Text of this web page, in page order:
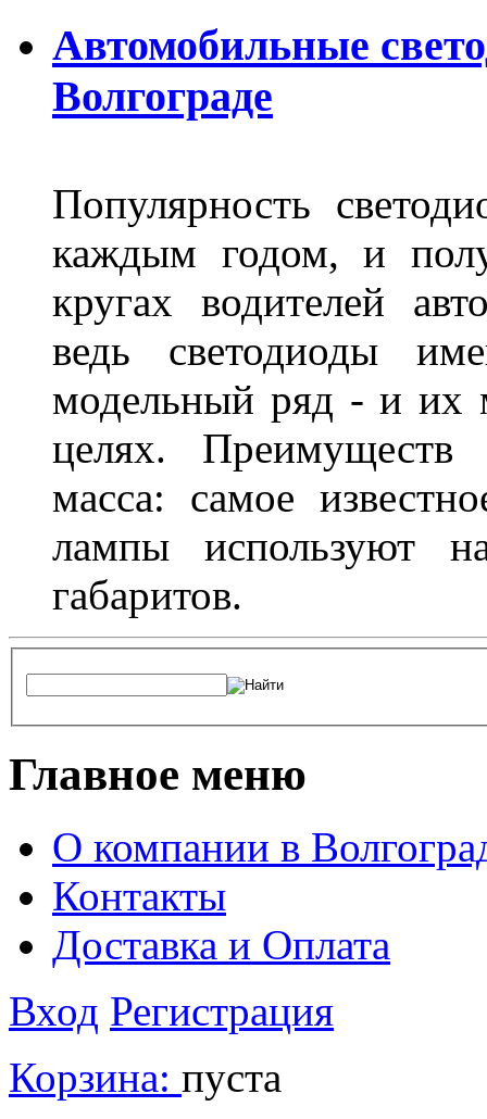
Автомобильные
Волгограде
Популярность
каждым годом, и
кругах водителей
ведь светодиоды
модельный ряд - и их
целях.
масса: самое
лампы используют
габаритов.
Главное меню
О компании в
Контакты
Доставка и Оплата
Вход Регистрация
Корзина: пуста